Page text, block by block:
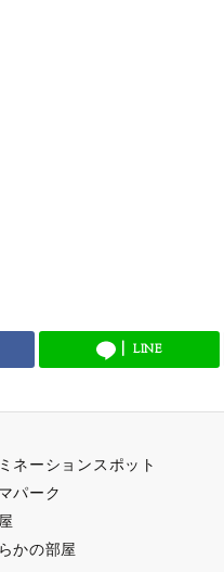
LINE
ネーションスポット
パーク
かの部屋